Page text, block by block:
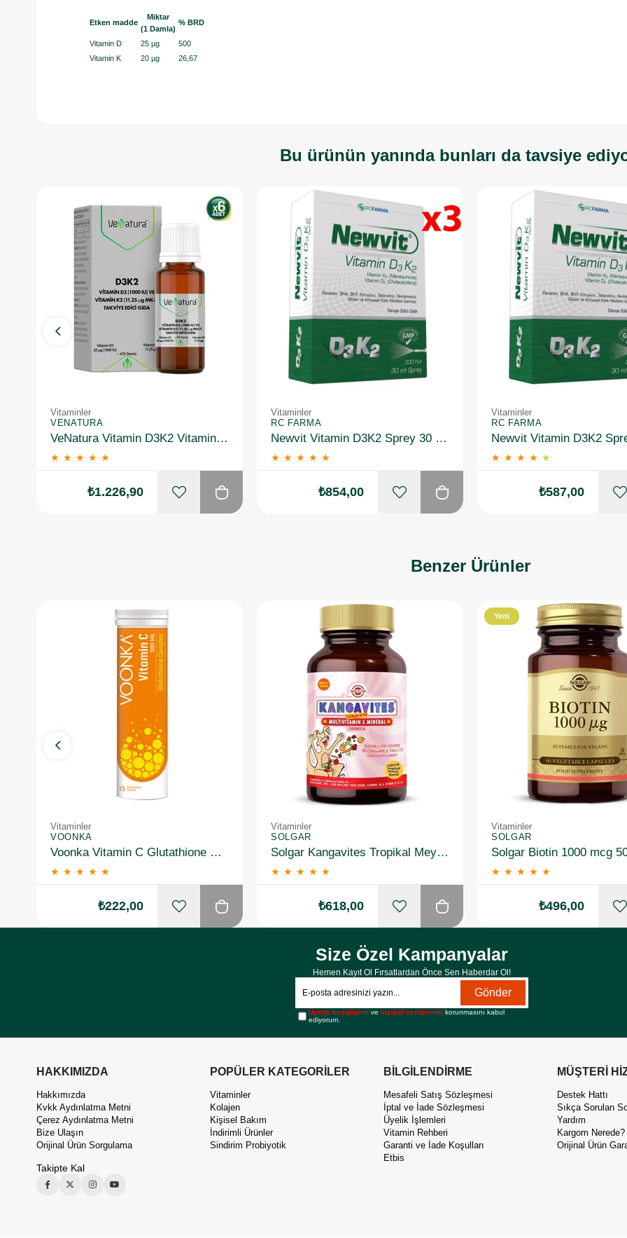
Etken madde
Miktar
(1 Damla)
% BRD
Vitamin D 25 µg
500
Vitamin K
20 µg 26,67
Bu ürünün yanında bunları da tavsiye
Vitaminler
VENATURA
VeNatura Vitamin D3K2 Vitamin Takviye Edici Gıda 6 Adet
★ ★ ★ ★ ★
₺1.226,90
Vitaminler
RC FARMA
Newvit Vitamin D3K2 Sprey 30 ml 3 Adet
★ ★ ★ ★ ★
₺854,00
Vitaminler
RC FARMA
★ ★ ★ ★ ★
₺587,00
Benzer Ürünler
Vitaminler
VOONKA
Voonka Vitamin C Glutathione Complex Efervesan 15 Tablet
★ ★ ★ ★ ★
₺222,00
Vitaminler
SOLGAR
Solgar Kangavites Tropikal Meyve Aromalı 60 Tablet
★ ★ ★ ★ ★
₺618,00
Vitaminler
SOLGAR
Solgar Biotin 1000 mcg
★ ★ ★ ★ ★
Yeni
₺496,00
Size Özel Kampanyalar
Hemen Kayıt Ol Fırsatlardan Önce Sen Haberdar Ol!
Gönder
Üyelik koşullarını vekişisel verilerimin korunmasını kabul
ediyorum.
HAKKIMIZDA
Hakkımızda
Kvkk Aydınlatma Metni
Çerez Aydınlatma Metni
Bize Ulaşın
Orijinal Ürün Sorgulama
Takipte Kal
POPÜLER KATEGORİLER
Vitaminler
Kolajen
Kişisel Bakım
İndirimli Ürünler
Sindirim Probiyotik
BİLGİLENDİRME
Mesafeli Satış Sözleşmesi
İptal ve İade Sözleşmesi
Üyelik İşlemleri
Vitamin Rehberi
Garanti ve İade Koşulları
Etbis
MÜŞTERİ
Destek Hattı
Sıkça Sorulan
Yardım
Kargom Nerede?
Orijinal Ürün